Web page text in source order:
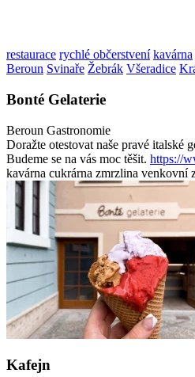
restaurace rychlé občerstvení kavárna
Beroun Svinaře Žebrák Všeradice
Bonté Gelaterie
Beroun Gastronomie
Doražte otestovat naše pravé italské
Budeme se na vás moc těšit. https://
kavárna cukrárna zmrzlina venkovní
Kafejn